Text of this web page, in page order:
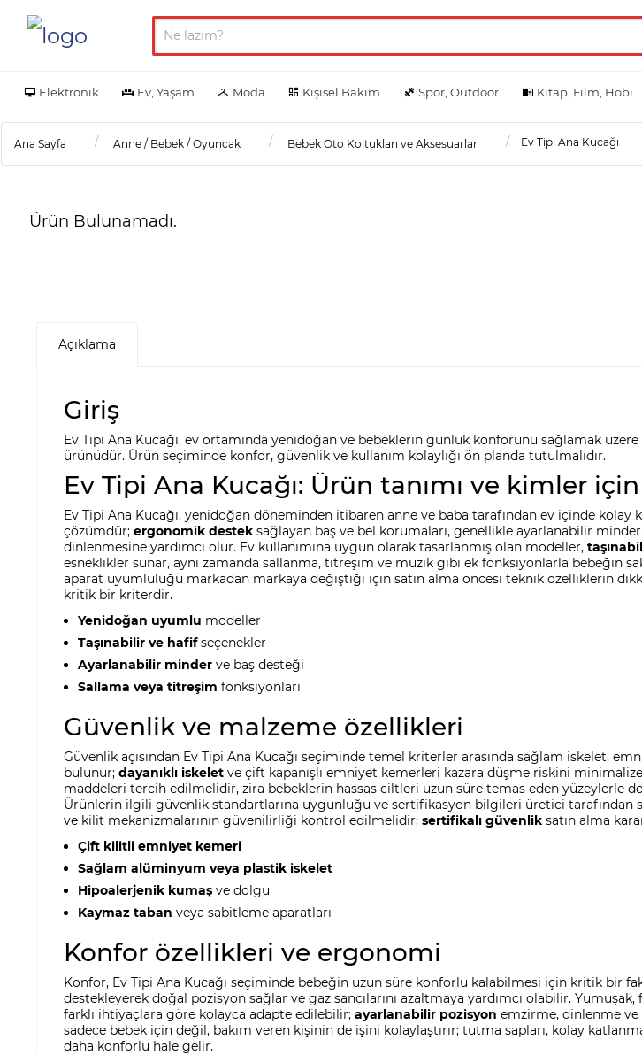
Elektronik Ev, Yaşam Moda Kişisel Bakım Spor, Outdoor Kitap, Film, Hobi
Ana Sayfa Anne / Bebek / Oyuncak Bebek Oto Koltukları ve Aksesuarlar Ev Tipi Ana Kucağı
Ürün Bulunamadı.
Açıklama
Giriş
Ev Tipi Ana Kucağı, ev ortamında yenidoğan ve bebeklerin günlük konforunu sağlamak
ürünüdür. Ürün seçiminde konfor, güvenlik ve kullanım kolaylığı ön planda tutulmalıdır.
Ev Tipi Ana Kucağı: Ürün tanımı ve kimler
Ev Tipi Ana Kucağı, yenidoğan döneminden itibaren anne ve baba tarafından ev içinde kolay
çözümdür; ergonomik destek sağlayan baş ve bel korumaları, genellikle ayarlanabilir
dinlenmesine yardımcı olur. Ev kullanımına uygun olarak tasarlanmış olan modeller,
esneklikler sunar, aynı zamanda sallanma, titreşim ve müzik gibi ek fonksiyonlarla bebeğin
aparat uyumluluğu markadan markaya değiştiği için satın alma öncesi teknik özelliklerin
kritik bir kriterdir.
Yenidoğan uyumlu modeller
Taşınabilir ve hafifseçenekler
Ayarlanabilir minder ve baş desteği
Sallama veya titreşim fonksiyonları
Güvenlik ve malzeme özellikleri
Güvenlik açısından Ev Tipi Ana Kucağı seçiminde temel kriterler arasında sağlam iskelet,
bulunur; dayanıklı iskelet ve çift kapanışlı emniyet kemerleri kazara düşme riskini
maddeleri tercih edilmelidir, zira bebeklerin hassas ciltleri uzun süre temas eden yüzeylerle
Ürünlerin ilgili güvenlik standartlarına uygunluğu ve sertifikasyon bilgileri üretici tarafından
ve kilit mekanizmalarının güvenilirliği kontrol edilmelidir; sertifikalı güvenlik satın alma
Çift kilitli emniyet kemeri
Sağlam alüminyum veya plastik iskelet
Hipoalerjenik kumaş ve dolgu
Kaymaz taban veya sabitleme aparatları
Konfor özellikleri ve ergonomi
Konfor, Ev Tipi Ana Kucağı seçiminde bebeğin uzun süre konforlu kalabilmesi için kritik bir
destekleyerek doğal pozisyon sağlar ve gaz sancılarını azaltmaya yardımcı olabilir.
farklı ihtiyaçlara göre kolayca adapte edilebilir; ayarlanabilir pozisyon emzirme, dinlenme ve
sadece bebek için değil, bakım veren kişinin de işini kolaylaştırır; tutma sapları, kolay
daha konforlu hale gelir.